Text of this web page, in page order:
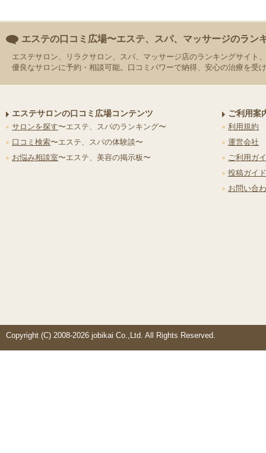
エステの口コミ広場〜エステ、スパ、マッサージのラン
エステサロン、リラクサロン、スパ、マッサージ店のランキングサイト
優良なサロンに予約・相談可能。口コミパワーで納得、安心の治療を受
エステサロンの口コミ広場コンテンツ
サロンを探す〜エステ、スパのランキング〜
口コミ検索〜エステ、スパの体験談〜
お悩み相談室〜エステ、美容の掲示板〜
ご利用案
利用規約
運営会社
ご利用ガ
投稿ガイ
お問い合
Copyright (C) 2008-2026 jobikai Co.,Ltd. All Rights Reserved.